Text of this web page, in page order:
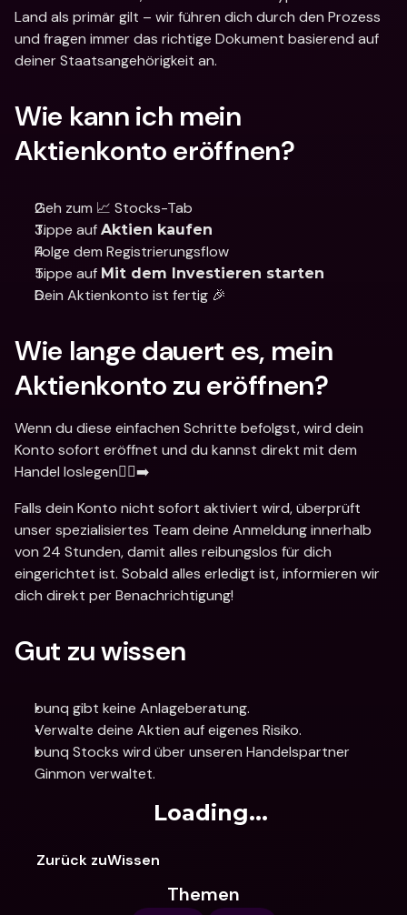
Land als primär gilt – wir führen dich durch den Prozess
und fragen immer das richtige Dokument basierend auf
deiner Staatsangehörigkeit an.
Wie kann ich mein
Aktienkonto eröffnen?
Geh zum 📈 Stocks-Tab
Tippe auf Aktien kaufen
Folge dem Registrierungsflow
Tippe auf Mit dem Investieren starten
Dein Aktienkonto ist fertig 🎉
Wie lange dauert es, mein
Aktienkonto zu eröffnen?
Wenn du diese einfachen Schritte befolgst, wird dein
Konto sofort eröffnet und du kannst direkt mit dem
Handel loslegen🏃‍♂️‍➡️
Falls dein Konto nicht sofort aktiviert wird, überprüft
unser spezialisiertes Team deine Anmeldung innerhalb
von 24 Stunden, damit alles reibungslos für dich
eingerichtet ist. Sobald alles erledigt ist, informieren wir
dich direkt per Benachrichtigung!
Gut zu wissen
bunq gibt keine Anlageberatung.
Verwalte deine Aktien auf eigenes Risiko.
bunq Stocks wird über unseren Handelspartner
Ginmon verwaltet.
Loading...
Zurück zuWissen
Themen